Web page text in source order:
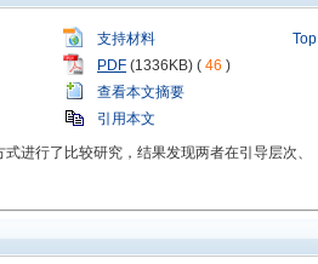
支持材料
Top
PDF (1336KB) ( 46 )
查看本文摘要
引用本文
进行了比较研究，结果发现两者在引导层次、